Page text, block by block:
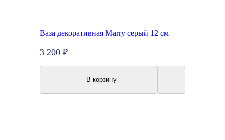
Ваза декоративная Marry серый 12 см
3 200 ₽
В корзину